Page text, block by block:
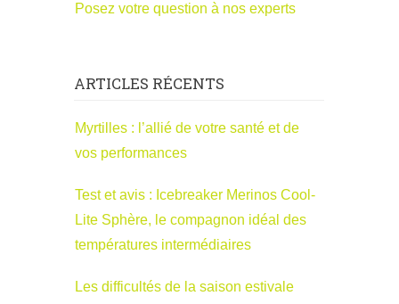
Posez votre question à nos experts
ARTICLES RÉCENTS
Myrtilles : l’allié de votre santé et de
vos performances
Test et avis : Icebreaker Merinos Cool-
Lite Sphère, le compagnon idéal des
températures intermédiaires
Les difficultés de la saison estivale